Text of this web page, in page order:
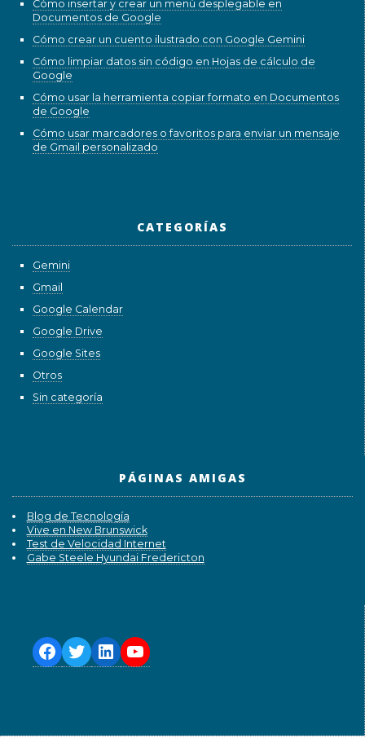
Cómo insertar y crear un menú desplegable en
Documentos de Google
Cómo crear un cuento ilustrado con Google Gemini
Cómo limpiar datos sin código en Hojas de cálculo de
Google
Cómo usar la herramienta copiar formato en Documentos
de Google
Cómo usar marcadores o favoritos para enviar un mensaje
de Gmail personalizado
CATEGORÍAS
Gemini
Gmail
Google Calendar
Google Drive
Google Sites
Otros
Sin categoría
PÁGINAS AMIGAS
Blog de Tecnología
Vive en New Brunswick
Test de Velocidad Internet
Gabe Steele Hyundai Fredericton